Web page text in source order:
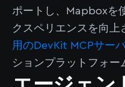
ポートし、Mapboxを
クスペリエンスを向上
用のDevKit MCPサー
ションプラットフォー